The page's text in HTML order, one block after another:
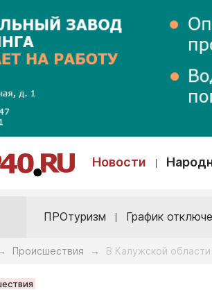
Новости
ПРОтуризм График
Происшествия → В Калужской